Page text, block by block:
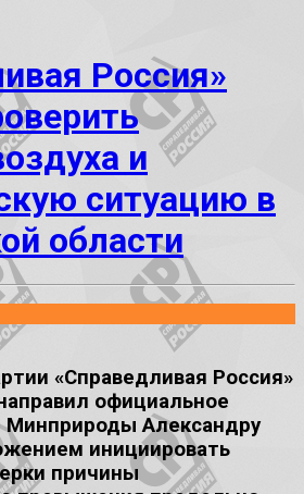
Россия»
и
ситуацию в
области
«Справедливая Россия»
официальное
Минприроды Александру
инициировать
причины